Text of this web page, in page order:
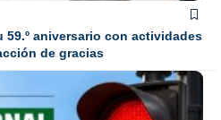
59.º aniversario con actividades
de gracias